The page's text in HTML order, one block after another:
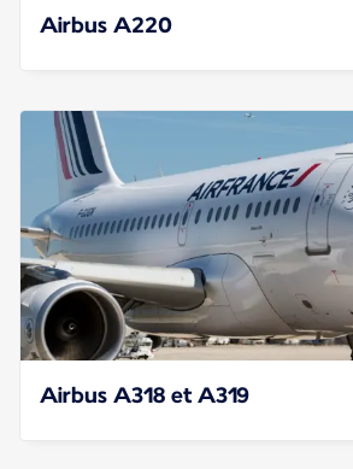
Airbus A220
Airbus A318 et A319